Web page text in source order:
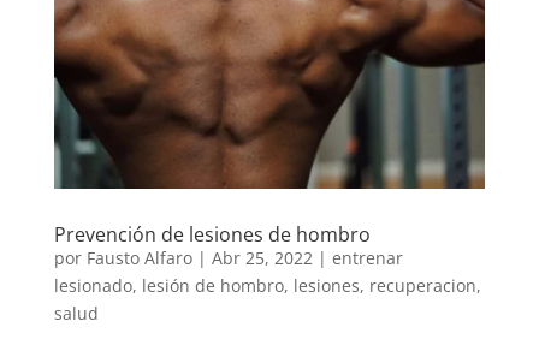
Prevención de lesiones de hombro
por Fausto Alfaro| Abr 25, 2022 | entrenar
lesionado, lesión de hombro, lesiones, recuperacion,
salud